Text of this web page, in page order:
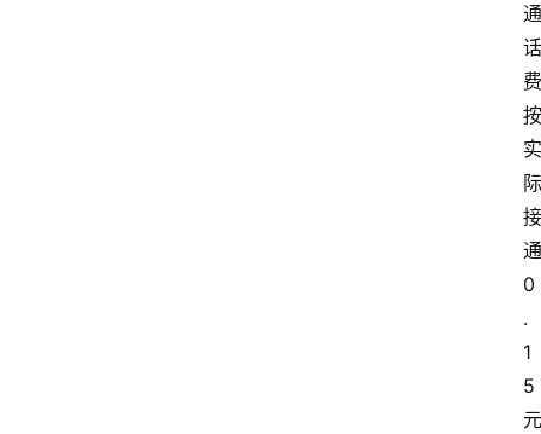
通
话
费
按
实
际
接
通
0
.
1
5
元